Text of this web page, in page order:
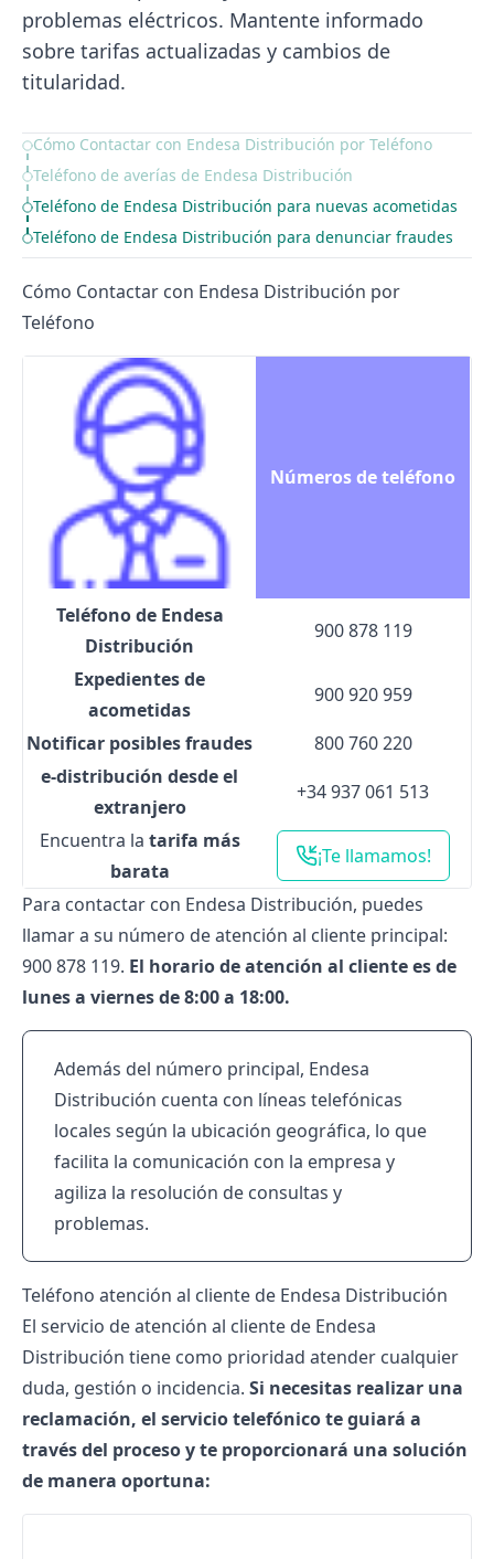
problemas eléctricos. Mantente informado
sobre tarifas actualizadas y cambios de
titularidad.
Table of Contents
Cómo Contactar con Endesa Distribución por Teléfono
Teléfono de averías de Endesa Distribución
Teléfono de Endesa Distribución para nuevas acometidas
Teléfono de Endesa Distribución para denunciar fraudes
Cómo Contactar con Endesa Distribución por
Teléfono
Números de teléfono
Teléfono de Endesa
Distribución
900 878 119
Expedientes de
acometidas
900 920 959
Notificar posibles fraudes
800 760 220
e-distribución desde el
extranjero
+34 937 061 513
Encuentra la tarifa más
barata
¡Te llamamos!
Para contactar con Endesa Distribución, puedes
llamar a su número de atención al cliente principal:
900 878 119. El horario de atención al cliente es de
lunes a viernes de 8:00 a 18:00.
Además del número principal, Endesa
Distribución cuenta con líneas telefónicas
locales según la ubicación geográfica, lo que
facilita la comunicación con la empresa y
agiliza la resolución de consultas y
problemas.
Teléfono atención al cliente de Endesa Distribución
El servicio de atención al cliente de Endesa
Distribución tiene como prioridad atender cualquier
duda, gestión o incidencia. Si necesitas realizar una
reclamación, el servicio telefónico te guiará a
través del proceso y te proporcionará una solución
de manera oportuna: